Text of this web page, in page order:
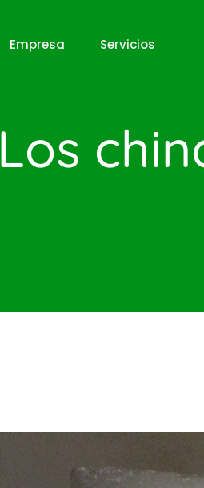
Empresa Servicios
Los